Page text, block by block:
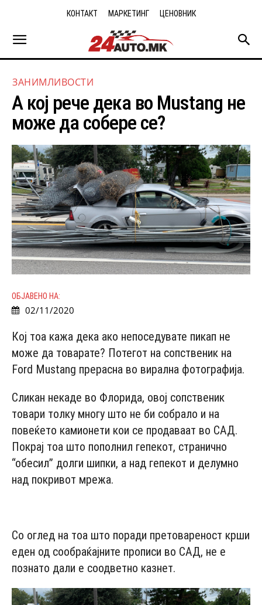
КОНТАКТ МАРКЕТИНГ ЦЕНОВНИК
ЗАНИМЛИВОСТИ
А кој рече дека во Mustang не
може да собере се?
ОБЈАВЕНО НА:
02/11/2020
Кој тоа кажа дека ако непоседувате пикап не
може да товарате? Потегот на сопственик на
Ford Mustang прерасна во вирална фотографија.
Сликан некаде во Флорида, овој сопственик
товари толку многу што не би собрало и на
повеќето камионети кои се продаваат во САД.
Покрај тоа што пополнил гепекот, странично
“обесил” долги шипки, а над гепекот и делумно
над покривот мрежа.
Со оглед на тоа што поради претовареност крши
еден од сообраќајните прописи во САД, не е
познато дали е соодветно казнет.